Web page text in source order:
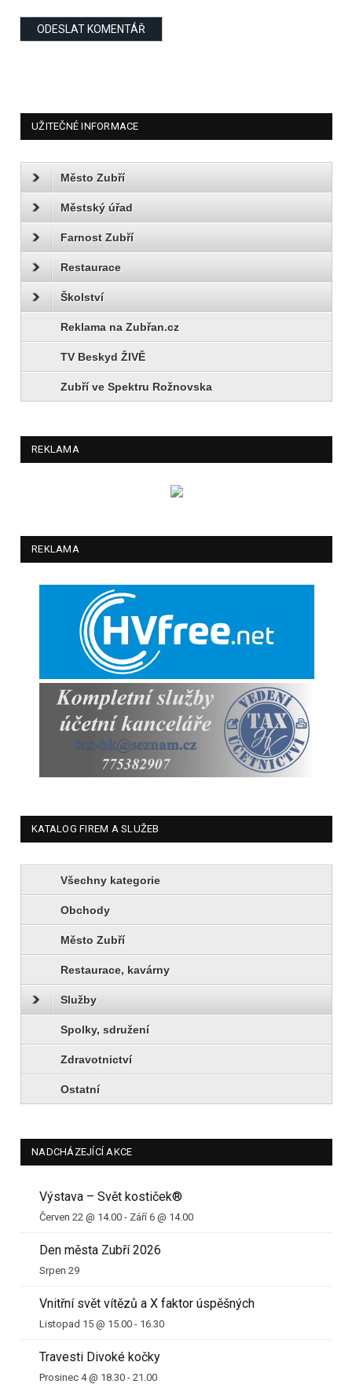
UŽITEČNÉ INFORMACE
Město Zubří
Městský úřad
Farnost Zubří
Restaurace
Školství
Reklama na Zubřan.cz
TV Beskyd ŽIVĚ
Zubří ve Spektru Rožnovska
REKLAMA
REKLAMA
KATALOG FIREM A SLUŽEB
Všechny kategorie
Obchody
Město Zubří
Restaurace, kavárny
Služby
Spolky, sdružení
Zdravotnictví
Ostatní
NADCHÁZEJÍCÍ AKCE
Výstava – Svět kostiček®
Červen 22 @ 14.00 - Září 6 @ 14.00
Den města Zubří 2026
Srpen 29
Vnitřní svět vítězů a X faktor úspěšných
Listopad 15 @ 15.00 - 16.30
Travesti Divoké kočky
Prosinec 4 @ 18.30 - 21.00